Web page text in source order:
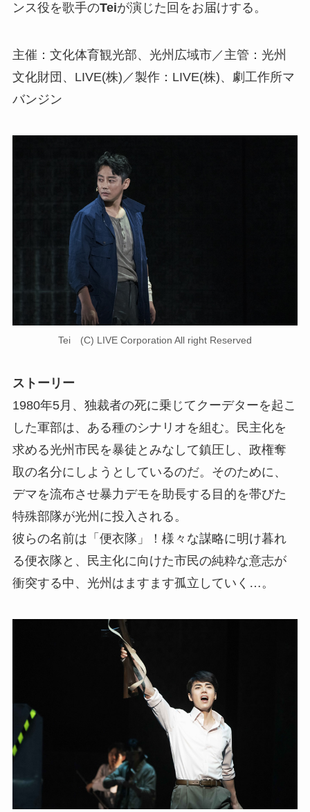
ンス役を歌手のTeiが演じた回をお届けする。
主催：文化体育観光部、光州広域市／主管：光州
文化財団、LIVE(株)／製作：LIVE(株)、劇工作所マ
バンジン
Tei (C) LIVE Corporation All right Reserved
ストーリー
1980年5月、独裁者の死に乗じてクーデターを起こ
した軍部は、ある種のシナリオを組む。民主化を
求める光州市民を暴徒とみなして鎮圧し、政権奪
取の名分にしようとしているのだ。そのために、
デマを流布させ暴力デモを助長する目的を帯びた
特殊部隊が光州に投入される。
彼らの名前は「便衣隊」！様々な謀略に明け暮れ
る便衣隊と、民主化に向けた市民の純粋な意志が
衝突する中、光州はますます孤立していく…。